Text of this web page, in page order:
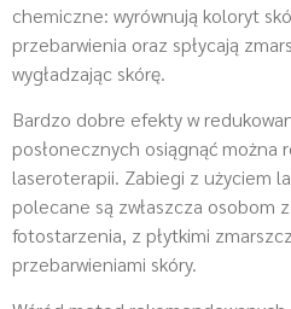
chemiczne: wyrównują koloryt
przebarwienia oraz spłycają
wygładzając skórę.
Bardzo dobre efekty w
posłonecznych osiągnąć można
laseroterapii. Zabiegi z użyciem
polecane są zwłaszcza osobom
fotostarzenia, z płytkimi
przebarwieniami skóry.